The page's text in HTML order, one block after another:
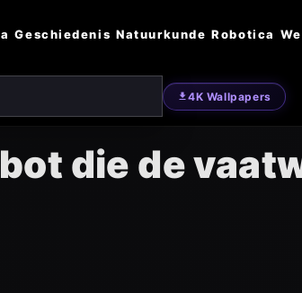
Geschiedenis Natuurkunde Robotica
4K Wallpapers
die de